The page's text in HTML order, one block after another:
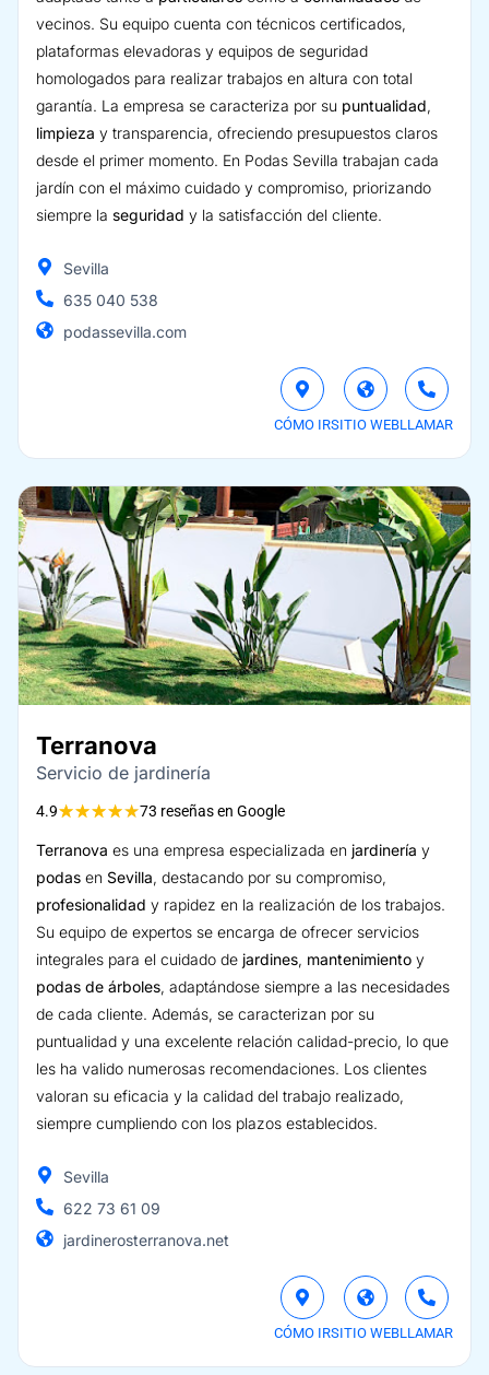
vecinos. Su equipo cuenta con técnicos certificados,
plataformas elevadoras y equipos de seguridad
homologados para realizar trabajos en altura con total
garantía. La empresa se caracteriza por su puntualidad,
limpieza y transparencia, ofreciendo presupuestos claros
desde el primer momento. En Podas Sevilla trabajan cada
jardín con el máximo cuidado y compromiso, priorizando
siempre la seguridad y la satisfacción del cliente.
Sevilla
635 040 538
podassevilla.com
CÓMO IRSITIO WEBLLAMAR
Terranova
Servicio de jardinería
4.9★★★★★73 reseñas en Google
Terranova es una empresa especializada en jardinería y
podas en Sevilla, destacando por su compromiso,
profesionalidad y rapidez en la realización de los trabajos.
Su equipo de expertos se encarga de ofrecer servicios
integrales para el cuidado de jardines, mantenimiento y
podas de árboles, adaptándose siempre a las necesidades
de cada cliente. Además, se caracterizan por su
puntualidad y una excelente relación calidad-precio, lo que
les ha valido numerosas recomendaciones. Los clientes
valoran su eficacia y la calidad del trabajo realizado,
siempre cumpliendo con los plazos establecidos.
Sevilla
622 73 61 09
jardinerosterranova.net
CÓMO IRSITIO WEBLLAMAR